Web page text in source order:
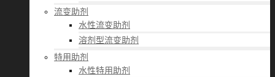
流变助剂
水性流变助剂
溶剂型流变助剂
特用助剂
水性特用助剂